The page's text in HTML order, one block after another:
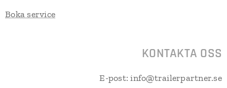
Boka service
KONTAKTA OSS
E-post: info@trailerpartner.se